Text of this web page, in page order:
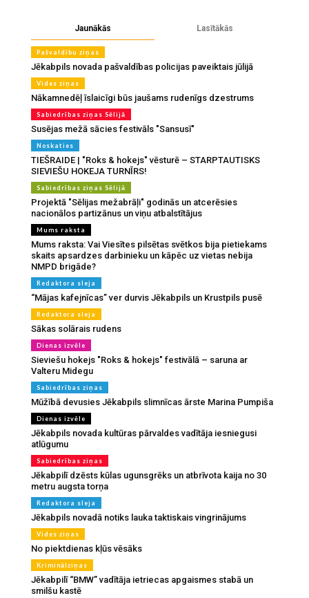
Jaunākās Lasītākās
Pašvaldību ziņas
Jēkabpils novada pašvaldības policijas paveiktais jūlijā
Vides ziņas
Nākamnedēļ īslaicīgi būs jaušams rudenīgs dzestrums
Sabiedrības ziņas Sēlijā
Susējas mežā sācies festivāls "Sansusī"
Noskaties
TIEŠRAIDE | "Roks & hokejs" vēsturē – STARPTAUTISKS
SIEVIEŠU HOKEJA TURNĪRS!
Sabiedrības ziņas Sēlijā
Projektā "Sēlijas mežabrāļi" godinās un atcerēsies
nacionālos partizānus un viņu atbalstītājus
Mums raksta
Mums raksta: Vai Viesītes pilsētas svētkos bija pietiekams
skaits apsardzes darbinieku un kāpēc uz vietas nebija
NMPD brigāde?
Redaktora sleja
“Mājas kafejnīcas” ver durvis Jēkabpils un Krustpils pusē
Redaktora sleja
Sākas solārais rudens
Dienas izvēle
Sieviešu hokejs "Roks & hokejs" festivālā – saruna ar
Valteru Midegu
Sabiedrības ziņas
Mūžībā devusies Jēkabpils slimnīcas ārste Marina Pumpiša
Dienas izvēle
Jēkabpils novada kultūras pārvaldes vadītāja iesniegusi
atlūgumu
Sabiedrības ziņas
Jēkabpilī dzēsts kūlas ugunsgrēks un atbrīvota kaija no 30
metru augsta torņa
Redaktora sleja
Jēkabpils novadā notiks lauka taktiskais vingrinājums
Vides ziņas
No piektdienas kļūs vēsāks
Kriminālziņas
Jēkabpilī “BMW” vadītāja ietriecas apgaismes stabā un
smilšu kastē